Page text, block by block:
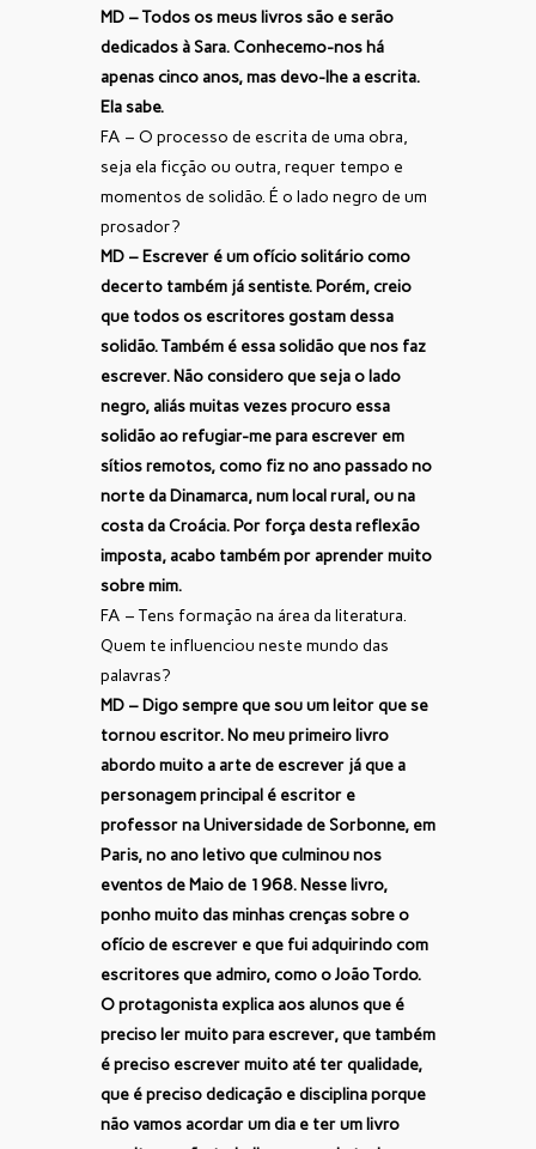
MD – Todos os meus livros são e serão
dedicados à Sara. Conhecemo-nos há
apenas cinco anos, mas devo-lhe a escrita.
Ela sabe.
FA – O processo de escrita de uma obra,
seja ela ficção ou outra, requer tempo e
momentos de solidão. É o lado negro de um
prosador?
MD – Escrever é um ofício solitário como
decerto também já sentiste. Porém, creio
que todos os escritores gostam dessa
solidão. Também é essa solidão que nos faz
escrever. Não considero que seja o lado
negro, aliás muitas vezes procuro essa
solidão ao refugiar-me para escrever em
sítios remotos, como fiz no ano passado no
norte da Dinamarca, num local rural, ou na
costa da Croácia. Por força desta reflexão
imposta, acabo também por aprender muito
sobre mim.
FA – Tens formação na área da literatura.
Quem te influenciou neste mundo das
palavras?
MD – Digo sempre que sou um leitor que se
tornou escritor. No meu primeiro livro
abordo muito a arte de escrever já que a
personagem principal é escritor e
professor na Universidade de Sorbonne, em
Paris, no ano letivo que culminou nos
eventos de Maio de 1968. Nesse livro,
ponho muito das minhas crenças sobre o
ofício de escrever e que fui adquirindo com
escritores que admiro, como o João Tordo.
O protagonista explica aos alunos que é
preciso ler muito para escrever, que também
é preciso escrever muito até ter qualidade,
que é preciso dedicação e disciplina porque
não vamos acordar um dia e ter um livro